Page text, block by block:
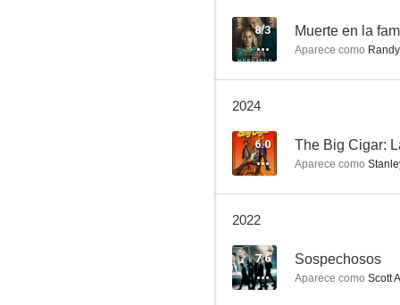
8.2
8.3 Muerte en la
Aparece como
2024
6.0 The Big Cigar:
Aparece como
2022
7.6 Sospechosos
Aparece como Scott